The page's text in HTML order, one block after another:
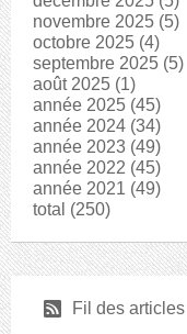
novembre 2025 (5)
octobre 2025 (4)
septembre 2025 (5)
août 2025 (1)
année 2025 (45)
année 2024 (34)
année 2023 (49)
année 2022 (45)
année 2021 (49)
total (250)
r Fil des articles